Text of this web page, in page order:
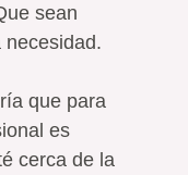
sean
necesidad.
que para
es
cerca de la